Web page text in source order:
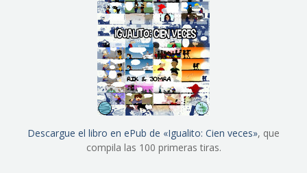
Descargue el libro en ePub de «Igualito: Cien veces», que
compila las 100 primeras tiras.